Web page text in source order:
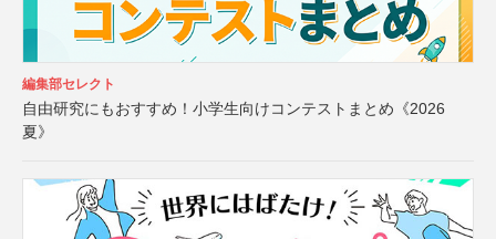
編集部セレクト
自由研究にもおすすめ！小学生向けコンテストまとめ《2026
夏》